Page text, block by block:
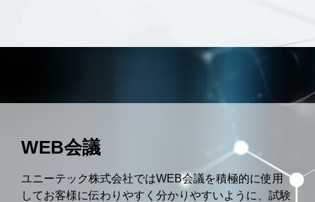
WEB会議
ユニーテック株式会社ではWEB会議を積極的に使用
してお客様に伝わりやすく分かりやすいように、試験